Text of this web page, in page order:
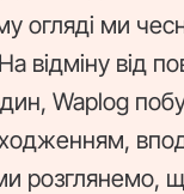
огляді ми
відміну від
Waplog
розглянемо,